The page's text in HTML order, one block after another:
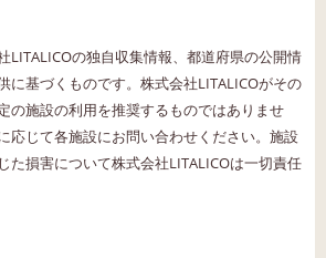
LITALICOの独自収集情報、都道府県の公開情
に基づくものです。株式会社LITALICOがその
の施設の利用を推奨するものではありませ
応じて各施設にお問い合わせください。施設
た損害について株式会社LITALICOは一切責任